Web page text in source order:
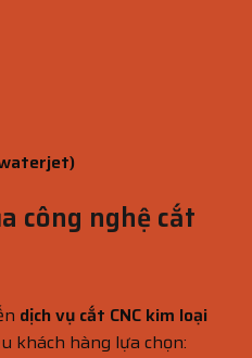
công nghệ cắt
dịch vụ cắt CNC kim loại
khách hàng lựa chọn: